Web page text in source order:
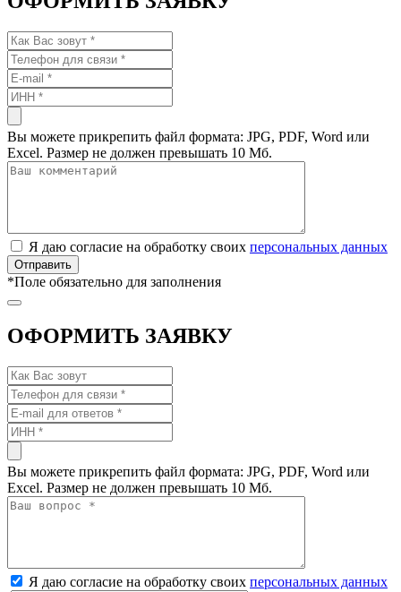
Вы можете прикрепить файл формата: JPG, PDF, Word или
Excel. Размер не должен превышать 10 Мб.
Я даю согласие на обработку своих персональных данных
*Поле обязательно для заполнения
ОФОРМИТЬ ЗАЯВКУ
Вы можете прикрепить файл формата: JPG, PDF, Word или
Excel. Размер не должен превышать 10 Мб.
Я даю согласие на обработку своих персональных данных